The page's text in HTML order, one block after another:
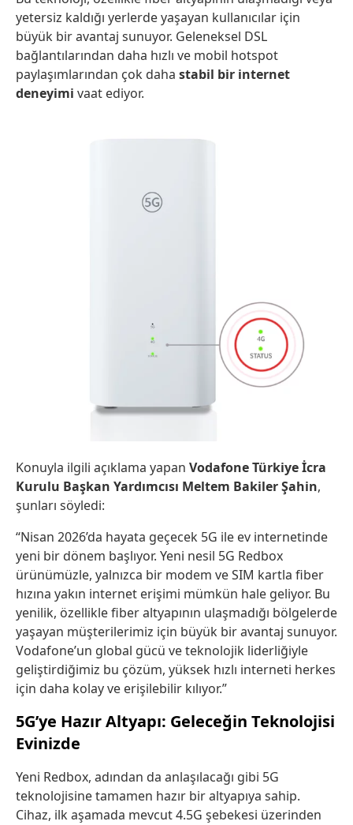
yetersiz kaldığı yerlerde yaşayan kullanıcılar için
büyük bir avantaj sunuyor. Geleneksel DSL
bağlantılarından daha hızlı ve mobil hotspot
paylaşımlarından çok daha stabil bir internet
deneyimi vaat ediyor.
Konuyla ilgili açıklama yapan Vodafone Türkiye İcra
Kurulu Başkan Yardımcısı Meltem Bakiler Şahin,
şunları söyledi:
“Nisan 2026’da hayata geçecek 5G ile ev internetinde
yeni bir dönem başlıyor. Yeni nesil 5G Redbox
ürünümüzle, yalnızca bir modem ve SIM kartla fiber
hızına yakın internet erişimi mümkün hale geliyor. Bu
yenilik, özellikle fiber altyapının ulaşmadığı bölgelerde
yaşayan müşterilerimiz için büyük bir avantaj sunuyor.
Vodafone’un global gücü ve teknolojik liderliğiyle
geliştirdiğimiz bu çözüm, yüksek hızlı interneti herkes
için daha kolay ve erişilebilir kılıyor.”
5G’ye Hazır Altyapı: Geleceğin Teknolojisi
Evinizde
Yeni Redbox, adından da anlaşılacağı gibi 5G
teknolojisine tamamen hazır bir altyapıya sahip.
Cihaz, ilk aşamada mevcut 4.5G şebekesi üzerinden